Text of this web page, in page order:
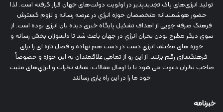
تولید انرژی‌های پاک تجدیدپذیر در اولویت دولت‌های جهان قرار گرفته است. لذا
حضور هوشمندانه متخصصان حوزه انرژي در عرصه رسانه و لزوم گسترش
فرهنگ صرفه جویی از اهداف تشکیل پایگاه خبری دیده بان انرژی بوده است. از
سوی دیگر مطرح بودن بحران انرژي در جهان باعث شد تا دلسوزان بخش رسانه و
حوزه های مختلف انرژي دست در دست هم نهاده و فصل تازه ای را برای
فرهنگسازی رقم بزنند. از این رو از تمامی علاقمندان به این حوزه و خصوصاً
صاحب نظران دعوت می شود تا با ارسال مقالات، نقطه نظرات و انرژي‌های مثبت
خود ما را در این راه یاری رسانند
خبرنامه